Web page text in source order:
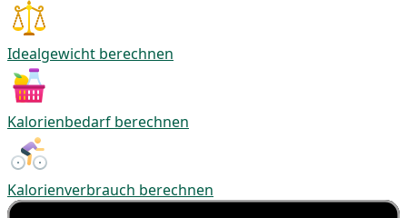
Idealgewicht berechnen
Kalorienbedarf berechnen
Kalorienverbrauch berechnen